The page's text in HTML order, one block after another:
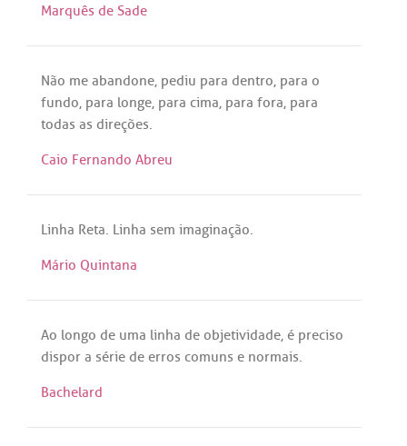
Marquês de Sade
Não me abandone, pediu para dentro, para o
fundo, para longe, para cima, para fora, para
todas as direções.
Caio Fernando Abreu
Linha Reta. Linha sem imaginação.
Mário Quintana
Ao longo de uma linha de objetividade, é preciso
dispor a série de erros comuns e normais.
Bachelard